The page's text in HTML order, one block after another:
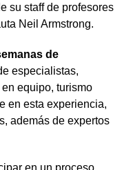
su staff de profesores
Neil Armstrong.
de
especialistas,
equipo, turismo
en esta experiencia,
además de expertos
en un proceso